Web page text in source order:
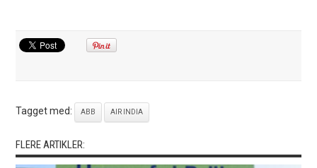
Tagget med: ABB AIR INDIA
FLERE ARTIKLER: